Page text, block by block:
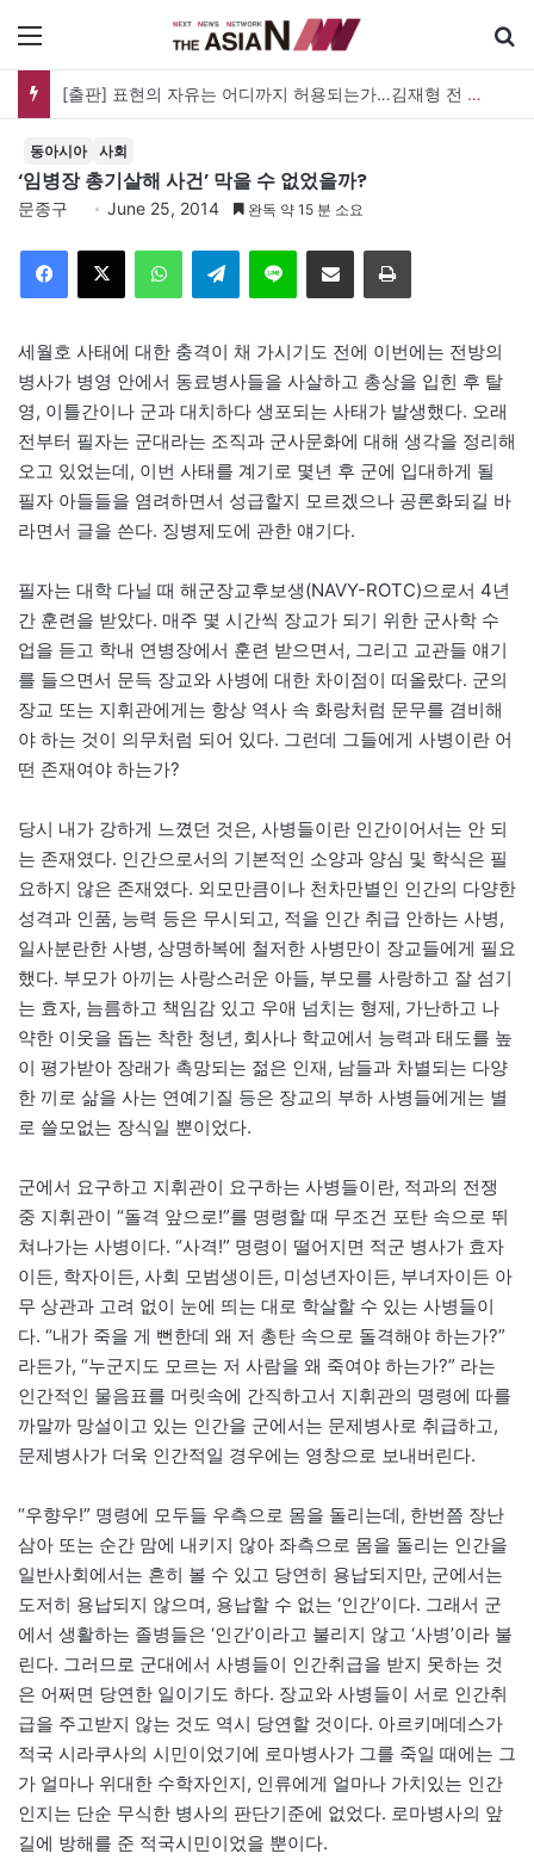
[출판] 표현의 자유는 어디까지 허용되는가…김재형 전 대법관 ‘언론과 인격권’
동아시아 사회
‘임병장 총기살해 사건’ 막을 수 없었을까?
문종구 June 25, 2014 완독 약 15 분 소요
Telegram 이메일
세월호 사태에 대한 충격이 채 가시기도 전에 이번에는 전방의
병사가 병영 안에서 동료병사들을 사살하고 총상을 입힌 후 탈
영, 이틀간이나 군과 대치하다 생포되는 사태가 발생했다. 오래
전부터 필자는 군대라는 조직과 군사문화에 대해 생각을 정리해
오고 있었는데, 이번 사태를 계기로 몇년 후 군에 입대하게 될
필자 아들들을 염려하면서 성급할지 모르겠으나 공론화되길 바
라면서 글을 쓴다. 징병제도에 관한 얘기다.
필자는 대학 다닐 때 해군장교후보생(NAVY-ROTC)으로서 4년
간 훈련을 받았다. 매주 몇 시간씩 장교가 되기 위한 군사학 수
업을 듣고 학내 연병장에서 훈련 받으면서, 그리고 교관들 얘기
를 들으면서 문득 장교와 사병에 대한 차이점이 떠올랐다. 군의
장교 또는 지휘관에게는 항상 역사 속 화랑처럼 문무를 겸비해
야 하는 것이 의무처럼 되어 있다. 그런데 그들에게 사병이란 어
떤 존재여야 하는가?
당시 내가 강하게 느꼈던 것은, 사병들이란 인간이어서는 안 되
는 존재였다. 인간으로서의 기본적인 소양과 양심 및 학식은 필
요하지 않은 존재였다. 외모만큼이나 천차만별인 인간의 다양한
성격과 인품, 능력 등은 무시되고, 적을 인간 취급 안하는 사병,
일사분란한 사병, 상명하복에 철저한 사병만이 장교들에게 필요
했다. 부모가 아끼는 사랑스러운 아들, 부모를 사랑하고 잘 섬기
는 효자, 늠름하고 책임감 있고 우애 넘치는 형제, 가난하고 나
약한 이웃을 돕는 착한 청년, 회사나 학교에서 능력과 태도를 높
이 평가받아 장래가 촉망되는 젊은 인재, 남들과 차별되는 다양
한 끼로 삶을 사는 연예기질 등은 장교의 부하 사병들에게는 별
로 쓸모없는 장식일 뿐이었다.
군에서 요구하고 지휘관이 요구하는 사병들이란, 적과의 전쟁
중 지휘관이 “돌격 앞으로!”를 명령할 때 무조건 포탄 속으로 뛰
쳐나가는 사병이다. “사격!” 명령이 떨어지면 적군 병사가 효자
이든, 학자이든, 사회 모범생이든, 미성년자이든, 부녀자이든 아
무 상관과 고려 없이 눈에 띄는 대로 학살할 수 있는 사병들이
다. “내가 죽을 게 뻔한데 왜 저 총탄 속으로 돌격해야 하는가?”
라든가, “누군지도 모르는 저 사람을 왜 죽여야 하는가?” 라는
인간적인 물음표를 머릿속에 간직하고서 지휘관의 명령에 따를
까말까 망설이고 있는 인간을 군에서는 문제병사로 취급하고,
문제병사가 더욱 인간적일 경우에는 영창으로 보내버린다.
“우향우!” 명령에 모두들 우측으로 몸을 돌리는데, 한번쯤 장난
삼아 또는 순간 맘에 내키지 않아 좌측으로 몸을 돌리는 인간을
일반사회에서는 흔히 볼 수 있고 당연히 용납되지만, 군에서는
도저히 용납되지 않으며, 용납할 수 없는 ‘인간’이다. 그래서 군
에서 생활하는 졸병들은 ‘인간’이라고 불리지 않고 ‘사병’이라 불
린다. 그러므로 군대에서 사병들이 인간취급을 받지 못하는 것
은 어쩌면 당연한 일이기도 하다. 장교와 사병들이 서로 인간취
급을 주고받지 않는 것도 역시 당연할 것이다. 아르키메데스가
적국 시라쿠사의 시민이었기에 로마병사가 그를 죽일 때에는 그
가 얼마나 위대한 수학자인지, 인류에게 얼마나 가치있는 인간
인지는 단순 무식한 병사의 판단기준에 없었다. 로마병사의 앞
길에 방해를 준 적국시민이었을 뿐이다.